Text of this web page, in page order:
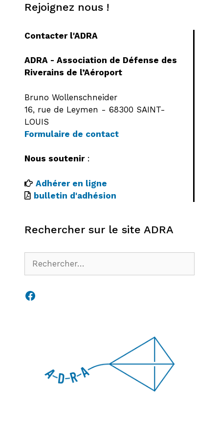
Rejoignez nous !
Contacter l'ADRA
ADRA - Association de Défense des
Riverains de l’Aéroport
Bruno Wollenschneider
16, rue de Leymen - 68300 SAINT-
LOUIS
Formulaire de contact
Nous soutenir:
Adhérer en ligne
bulletin d'adhésion
Rechercher sur le site ADRA
Facebook